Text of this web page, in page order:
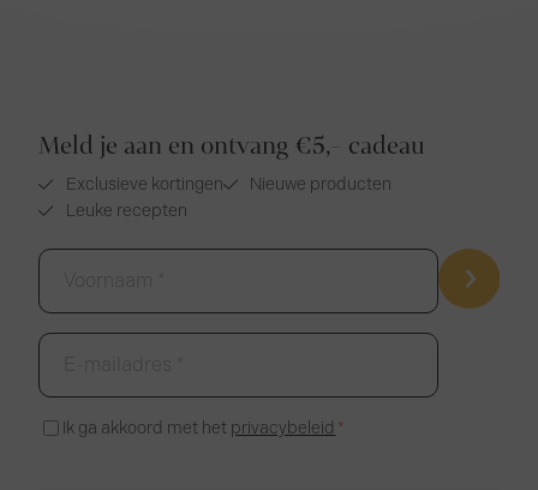
Meld je aan en ontvang €5,- cadeau
Exclusieve kortingen
Nieuwe producten
Leuke recepten
Voornaam
E-
mailadres
*
Instemming
Ik ga akkoord met het privacybeleid *